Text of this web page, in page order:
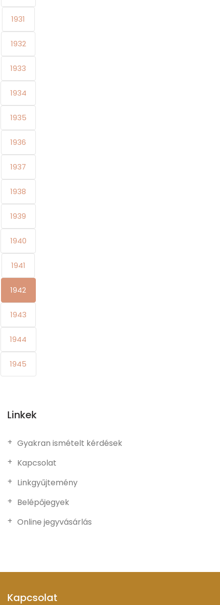
1931
1932
1933
1934
1935
1936
1937
1938
1939
1940
1941
1942
1943
1944
1945
Linkek
Gyakran ismételt kérdések
Kapcsolat
Linkgyűjtemény
Belépőjegyek
Online jegyvásárlás
Kapcsolat